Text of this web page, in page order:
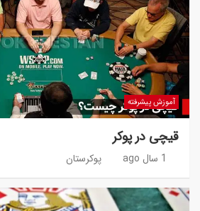
آموزش پیشرفته
قیچی در پوکر
1 سال ago پوکرستان